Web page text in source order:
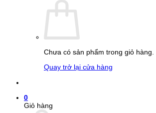
Chưa có sản phẩm trong giỏ hàng.
Quay trở lại cửa hàng
0
Giỏ hàng